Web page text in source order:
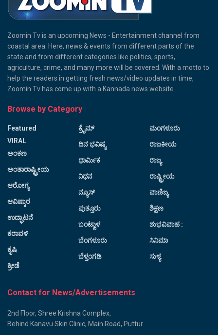
Zoomin Tv is an upcoming News - Entertainment channel from
coastal area. Here, news & events from different parts of the
state and from different categories like politics, sports,
agriculture, crime, and many more will be covered. With a motto to
help the readers in getting fresh news/video updates in time,
Zoomin Tv has come up with a Kannada news website.
Browse by Category
Featured
VIRAL
ಅಂಕಣ
ಅಂತಾರಾಷ್ಟ್ರೀಯ
ಆರೋಗ್ಯ
ಆವಿಷ್ಕಾರ
ಉದ್ಘಾಟನೆ
ಕರಾವಳಿ
ಕೃಷಿ
ಕ್ರೀಡೆ
ಕ್ರೈಮ್
ದಿನ ಭವಿಷ್ಯ
ಧಾರ್ಮಿಕ
ನಿಧನ
ನ್ಯೂಸ್
ಪುತ್ತೂರು
ಬಂಟ್ವಾಳ
ಬೆಂಗಳೂರು
ಬೆಳ್ತಂಗಡಿ
ಮಂಗಳೂರು
ರಾಜಕೀಯ
ರಾಜ್ಯ
ರಾಷ್ಟ್ರೀಯ
ವಾಣಿಜ್ಯ
ಶಿಕ್ಷಣ
ಶುಭವಿವಾಹ :
ಸಿನಿಮಾ
ಸುಳ್ಯ
Contact for News/Advertisements
2nd Floor, Shree Krishna Complex,
Behind Kanavu Skin Clinic, Main Road, Puttur.